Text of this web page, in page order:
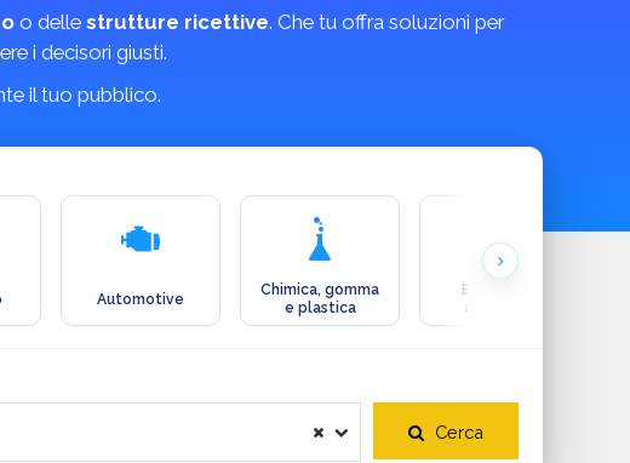
o delle strutture ricettive. Che tu offra soluzioni per
i decisori giusti.
il tuo pubblico.
Automotive
Chimica, gomma
e plastica
Ecologia e
ambiente
Cerca